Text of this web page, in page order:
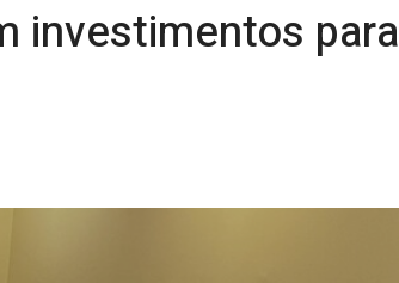
investimentos para